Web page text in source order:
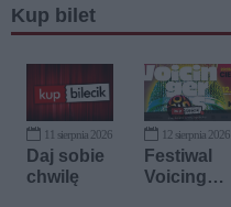
Kup bilet
11 sierpnia 2026
Daj sobie
chwilę
12 sierpnia 2026
Festiwal
Voicinger